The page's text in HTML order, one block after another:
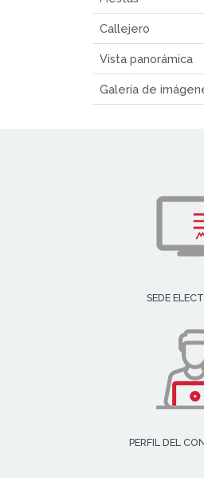
Callejero
Vista panorámica
Galería de
SEDE
PERFIL DEL